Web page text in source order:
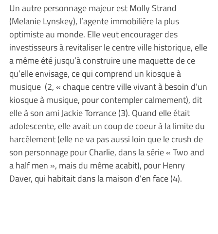
Un autre personnage majeur est Molly Strand
(Melanie Lynskey), l’agente immobilière la plus
optimiste au monde. Elle veut encourager des
investisseurs à revitaliser le centre ville historique, elle
a même été jusqu’à construire une maquette de ce
qu’elle envisage, ce qui comprend un kiosque à
musique (2, « chaque centre ville vivant à besoin d’un
kiosque à musique, pour contempler calmement), dit
elle à son ami Jackie Torrance (3). Quand elle était
adolescente, elle avait un coup de coeur à la limite du
harcèlement (elle ne va pas aussi loin que le crush de
son personnage pour Charlie, dans la série « Two and
a half men », mais du même acabit), pour Henry
Daver, qui habitait dans la maison d’en face (4).